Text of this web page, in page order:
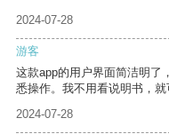
2024-07-28
游客
这款app的用户界面简洁明了
悉操作。我不用看说明书，就
2024-07-28